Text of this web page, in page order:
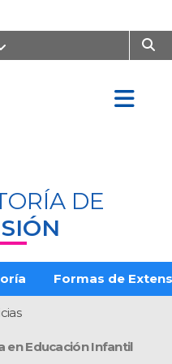
DE
Formas de
en Educación Infantil